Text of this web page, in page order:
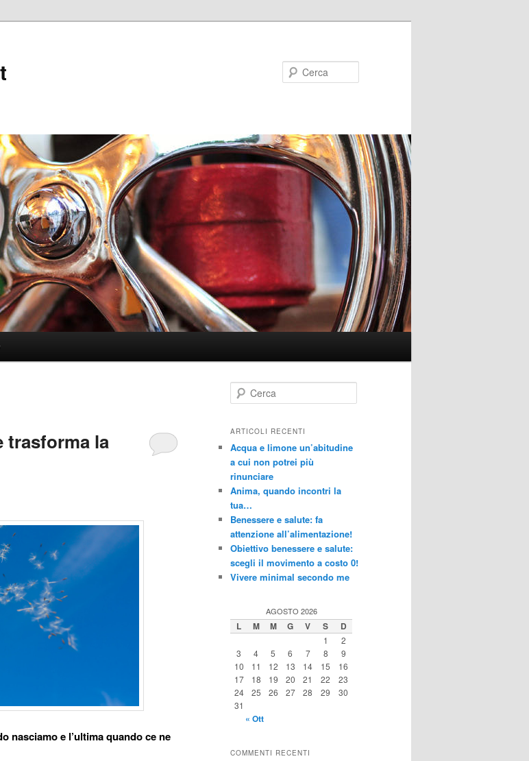
trasforma la
nasciamo e l’ultima quando ce ne
e
c
ARTICOLI RECENTI
Acqua e limone un’abitudine
a cui non potrei più
rinunciare
Anima, quando incontri la
tua…
Benessere e salute: fa
attenzione all’alimentazione!
Obiettivo benessere e salute:
scegli il movimento a costo 0!
Vivere minimal secondo me
AGOSTO 2026
L M M G V S D
1
2
3
4 5 6 7 8
9
10
11 12 13 14 15
16
17
18 19 20 21 22
23
24
25 26 27 28 29
30
31
« Ott
COMMENTI RECENTI